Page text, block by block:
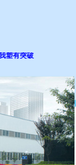
有突破